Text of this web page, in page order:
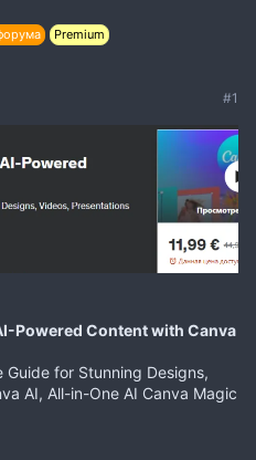
Premium
#1
Powered Content with Canva
for Stunning Designs,
AI, All-in-One AI Canva Magic